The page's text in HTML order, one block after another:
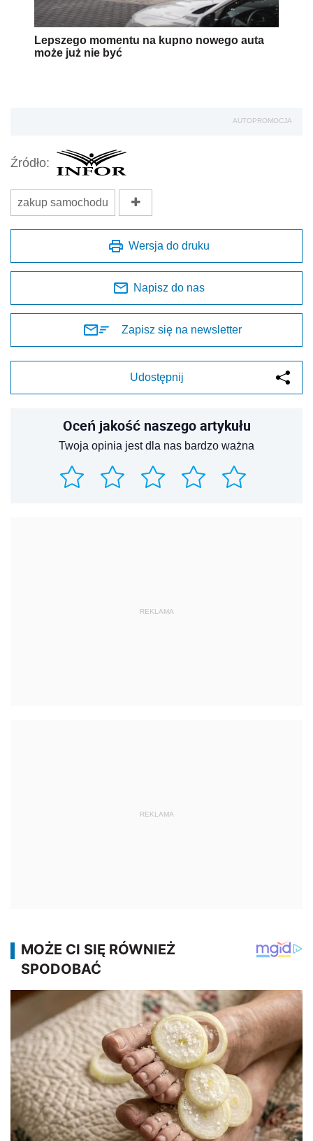
Lepszego momentu na kupno nowego auta
może już nie być
AUTOPROMOCJA
Źródło:
zakup samochodu
Wersja do druku
Napisz do nas
Zapisz się na newsletter
Udostępnij
Oceń jakość naszego artykułu
Twoja opinia jest dla nas bardzo ważna
REKLAMA
REKLAMA